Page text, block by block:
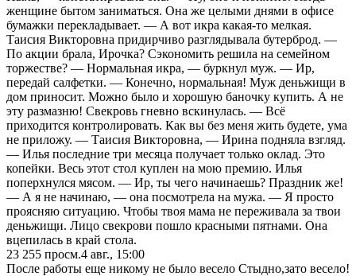
женщине бытом заниматься. Она же целыми днями в офисе
бумажки перекладывает. — А вот икра какая-то мелкая.
Таисия Викторовна придирчиво разглядывала бутерброд. —
По акции брала, Ирочка? Сэкономить решила на семейном
торжестве? — Нормальная икра, — буркнул муж. — Ир,
передай салфетки. — Конечно, нормальная! Муж деньжищи в
дом приносит. Можно было и хорошую баночку купить. А не
эту размазню! Свекровь гневно вскинулась. — Всё
приходится контролировать. Как вы без меня жить будете, ума
не приложу. — Таисия Викторовна, — Ирина подняла взгляд.
— Илья последние три месяца получает только оклад. Это
копейки. Весь этот стол куплен на мою премию. Илья
поперхнулся мясом. — Ир, ты чего начинаешь? Праздник же!
— А я не начинаю, — она посмотрела на мужа. — Я просто
проясняю ситуацию. Чтобы твоя мама не переживала за твои
деньжищи. Лицо свекрови пошло красными пятнами. Она
вцепилась в край стола.
23 255 просм.4 авг., 15:00
После работы еще никому не было весело Стыдно,зато весело!